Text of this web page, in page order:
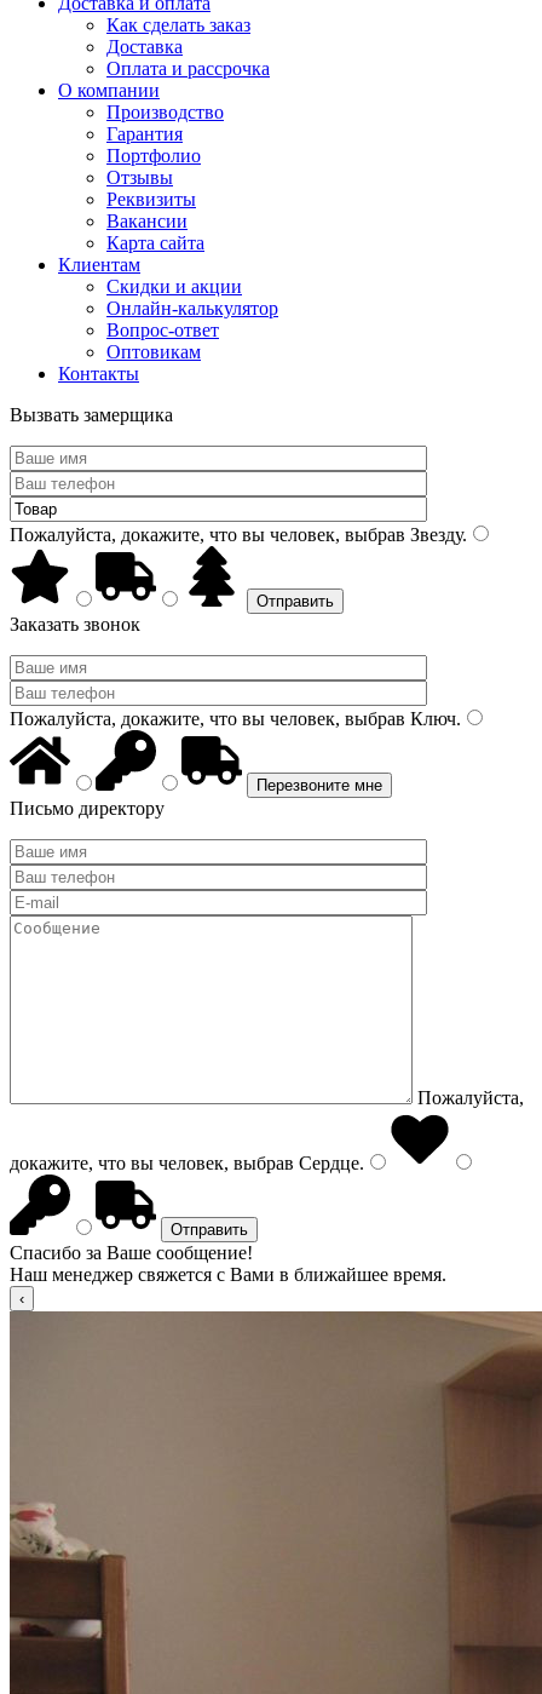
Как сделать заказ
Доставка
Оплата и рассрочка
О компании
Производство
Гарантия
Портфолио
Отзывы
Реквизиты
Вакансии
Карта сайта
Клиентам
Скидки и акции
Онлайн-калькулятор
Вопрос-ответ
Оптовикам
Контакты
Вызвать замерщика
Пожалуйста, докажите, что вы человек, выбрав Звезду.
Заказать звонок
Пожалуйста, докажите, что вы человек, выбрав Ключ.
Письмо директору
Пожалуйста,
докажите, что вы человек, выбрав Сердце.
Спасибо за Ваше сообщение!
Наш менеджер свяжется с Вами в ближайшее время.